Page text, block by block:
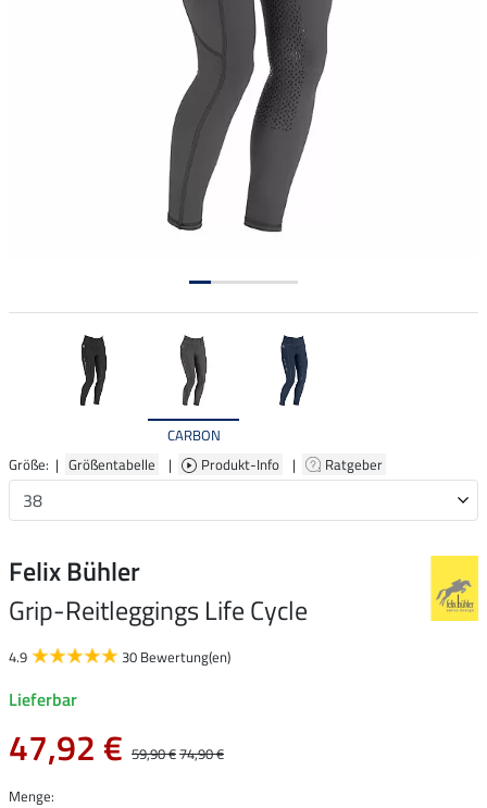
CARBON
Größe: | Größentabelle | Produkt-Info | Ratgeber
Felix Bühler
Grip-Reitleggings Life Cycle
4.9 30 Bewertung(en)
Lieferbar
47,92 € 59,90 €74,90 €
Menge: